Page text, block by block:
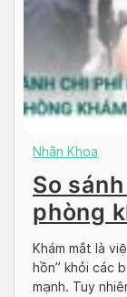
Nhãn Khoa
So
phòng
Khám mắt là
hồn” khỏi các
mạnh. Tuy